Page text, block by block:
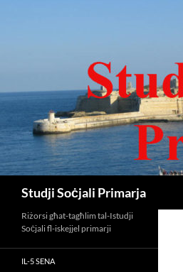
Studji Soċjali Primarja
Riżorsi għat-tagħlim tal-Istudji
Soċjali fl-iskejjel primarji
IL-5 SENA